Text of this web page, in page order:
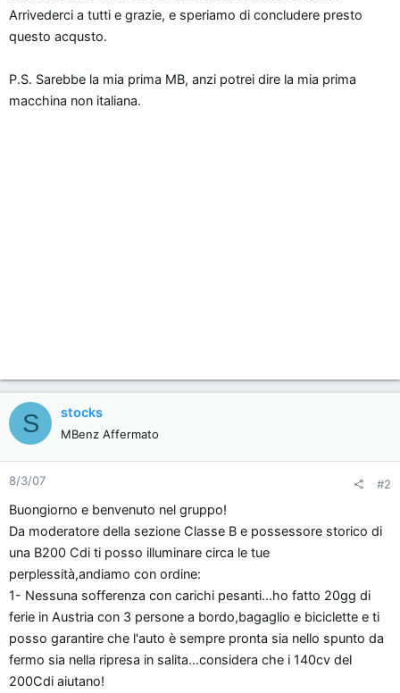
Arrivederci a tutti e grazie, e speriamo di concludere presto
questo acqusto.
P.S. Sarebbe la mia prima MB, anzi potrei dire la mia prima
macchina non italiana.
S stocks
MBenz Affermato
8/3/07 #2
Buongiorno e benvenuto nel gruppo!
Da moderatore della sezione Classe B e possessore storico di
una B200 Cdi ti posso illuminare circa le tue
perplessità,andiamo con ordine:
1- Nessuna sofferenza con carichi pesanti...ho fatto 20gg di
ferie in Austria con 3 persone a bordo,bagaglio e biciclette e ti
posso garantire che l'auto è sempre pronta sia nello spunto da
fermo sia nella ripresa in salita...considera che i 140cv del
200Cdi aiutano!